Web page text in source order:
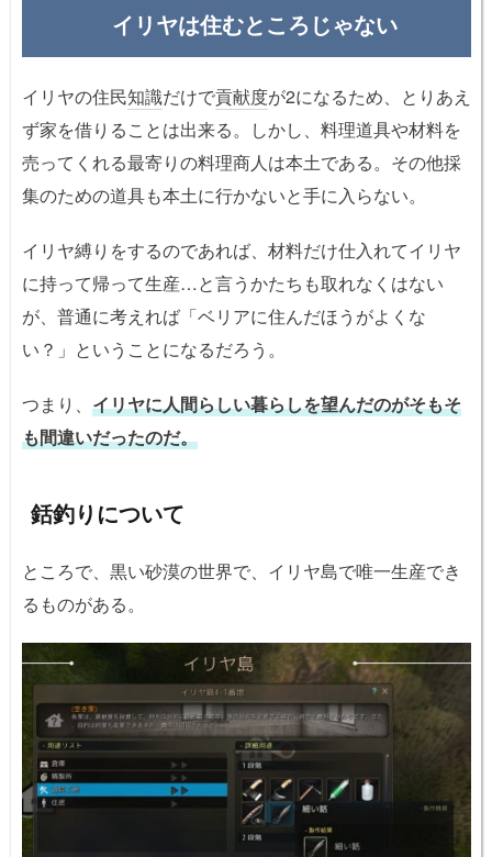
イリヤは住むところじゃない
イリヤの住民知識だけで貢献度が2になるため、とりあえ
ず家を借りることは出来る。しかし、料理道具や材料を
売ってくれる最寄りの料理商人は本土である。その他採
集のための道具も本土に行かないと手に入らない。
イリヤ縛りをするのであれば、材料だけ仕入れてイリヤ
に持って帰って生産…と言うかたちも取れなくはない
が、普通に考えれば「ベリアに住んだほうがよくな
い？」ということになるだろう。
つまり、 イリヤに人間らしい暮らしを望んだのがそもそ
も間違いだったのだ。
銛釣りについて
ところで、黒い砂漠の世界で、イリヤ島で唯一生産でき
るものがある。